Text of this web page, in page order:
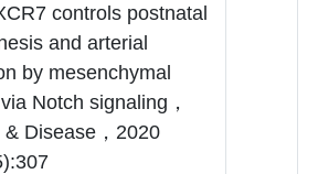
controls postnatal
and arterial
by mesenchymal
Notch signaling，
& Disease，2020